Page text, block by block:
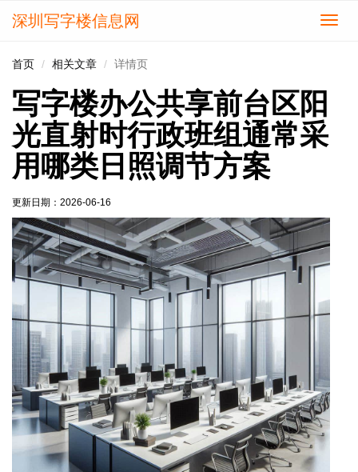
切
深圳写字楼信息网
首页 相关文章 详情页
写字楼办公共享前台区阳
光直射时行政班组通常采
用哪类日照调节方案
更新日期： 2026-06-16